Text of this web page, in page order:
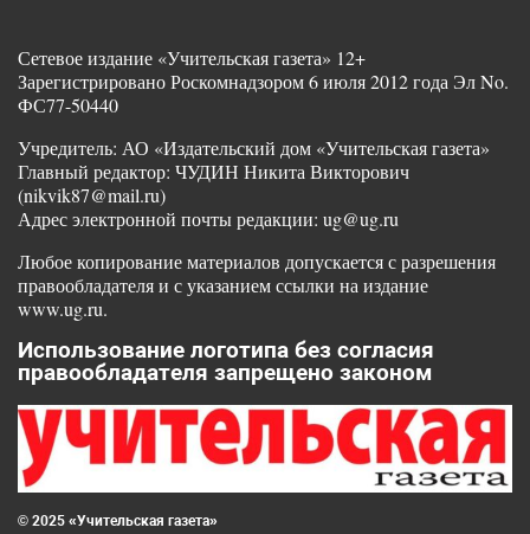
Сетевое издание «Учительская газета» 12+
Зарегистрировано Роскомнадзором 6 июля 2012 года Эл No.
ФС77-50440
Учредитель: АО «Издательский дом «Учительская газета»
Главный редактор: ЧУДИН Никита Викторович
(nikvik87@mail.ru)
Адрес электронной почты редакции: ug@ug.ru
Любое копирование материалов допускается с разрешения
правообладателя и с указанием ссылки на издание
www.ug.ru.
Использование логотипа без согласия
правообладателя запрещено законом
© 2025 «Учительская газета»